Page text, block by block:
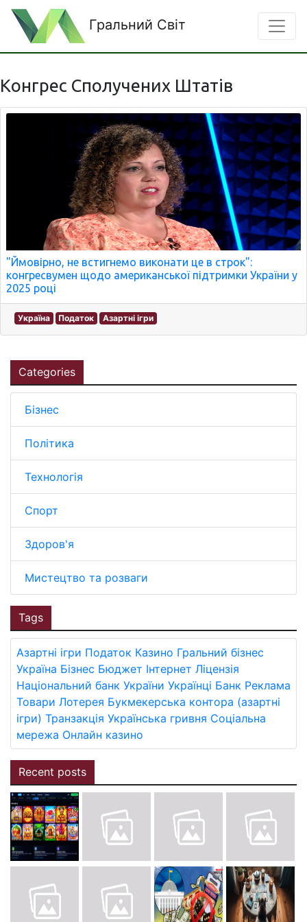
Гральний Світ
Конгрес Сполучених Штатів
"Ймовірно, не встигнемо виконати це в строк":
конгресвумен щодо американської підтримки України у
2025 році
Україна Податок Азартні ігри
Categories
Бізнес
Політика
Технологія
Спорт
Здоров'я
Мистецтво та розваги
Tags
Азартні ігри Податок Казино Гральний бізнес
Україна Бізнес Бюджет Інтернет Ліцензія
Національний банк України Українці Банк Реклама
Товари Лотерея Букмекерська контора (азартні
ігри) Транзакція Українська гривня Соціальна
мережа Онлайн казино
Recent posts